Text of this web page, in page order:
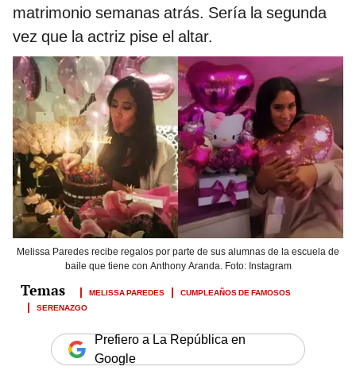
matrimonio semanas atrás. Sería la segunda
vez que la actriz pise el altar.
Melissa Paredes recibe regalos por parte de sus alumnas de la escuela de
baile que tiene con Anthony Aranda. Foto: Instagram
MELISSA PAREDES
CUMPLEAÑOS DE FAMOSOS
SERENAZGO
Prefiero a La República en
Google